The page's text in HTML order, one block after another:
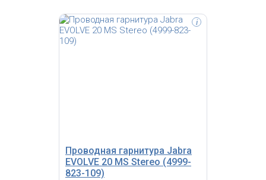
Проводная гарнитура Jabra
EVOLVE 20 MS Stereo (4999-
823-109)
i